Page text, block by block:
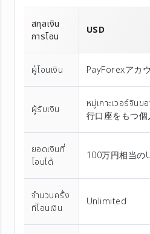
สกุลเงิน
การโอน
USD
ผู้โอนเงิน PayForexアカ
ผู้รับเงิน
หมู่เกาะเวอร์จิน
行口座をもつ
ยอดเงินที่
โอนได้
100万円相当の
จำนวนครั้ง
ที่โอนเงิน
Unlimited